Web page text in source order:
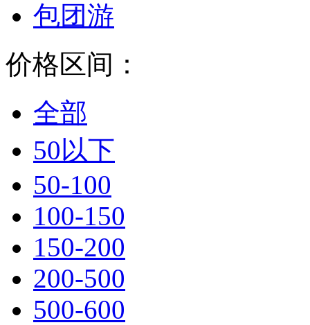
包团游
价格区间：
全部
50以下
50-100
100-150
150-200
200-500
500-600